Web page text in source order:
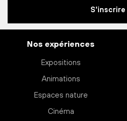
S'inscrire
Nos expériences
Expositions
Animations
Espaces nature
Cinéma